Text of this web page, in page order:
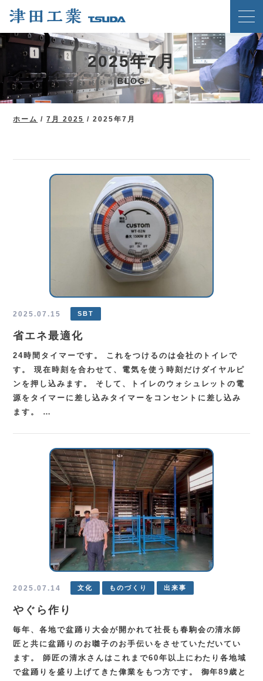
ホーム
クリンチングスピードファスナー工法
津田工業の強み
技術紹介
ブログ
新着情報
メディア掲載実績
TEL.0583-71-1422
2025年7月
BLOG
ホーム /7月 2025 / 2025年7月
2025.07.15 SBT
省エネ最適化
24時間タイマーです。 これをつけるのは会社のトイレで
す。 現在時刻を合わせて、電気を使う時刻だけダイヤルピ
ンを押し込みます。 そして、トイレのウォシュレットの電
源をタイマーに差し込みタイマーをコンセントに差し込み
ます。 …
2025.07.14 文化 ものづくり 出来事
やぐら作り
毎年、各地で盆踊り大会が開かれて社長も春駒会の清水師
匠と共に盆踊りのお囃子のお手伝いをさせていただいてい
ます。 師匠の清水さんはこれまで60年以上にわたり各地域
で盆踊りを盛り上げてきた偉業をもつ方です。 御年89歳と